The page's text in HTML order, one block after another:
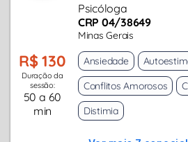
Psicóloga
CRP 04/38649
Minas Gerais
R$ 130
Duração da
sessão:
50 a 60
min
Ansiedade
Conflitos Amorosos
Distimia